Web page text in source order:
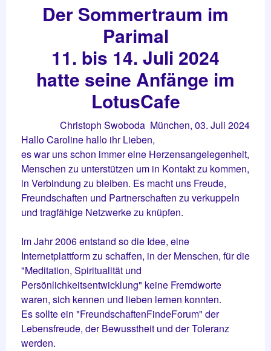
Der Sommertraum im
Parimal
11. bis 14. Juli 2024
hatte seine Anfänge im
LotusCafe
Christoph Swoboda München, 03. Juli 2024
Hallo Caroline hallo ihr Lieben,
es war uns schon immer eine Herzensangelegenheit,
Menschen zu unterstützen um in Kontakt zu kommen,
in Verbindung zu bleiben. Es macht uns Freude,
Freundschaften und Partnerschaften zu verkuppeln
und tragfähige Netzwerke zu knüpfen.
Im Jahr 2006 entstand so die Idee, eine
Internetplattform zu schaffen, in der Menschen, für die
"Meditation, Spiritualität und
Persönlichkeitsentwicklung" keine Fremdworte
waren, sich kennen und lieben lernen konnten.
Es sollte ein "FreundschaftenFindeForum" der
Lebensfreude, der Bewusstheit und der Toleranz
werden.